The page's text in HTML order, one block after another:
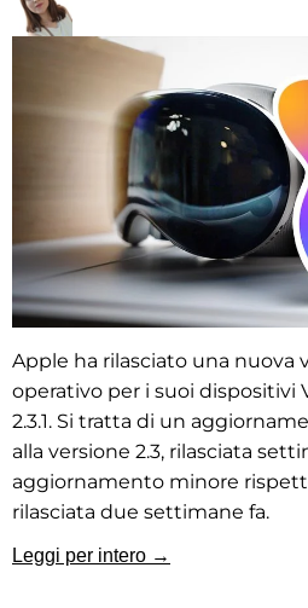
Apple ha rilasciato una nuova
operativo per i suoi dispositivi
2.3.1. Si tratta di un
alla versione 2.3, rilasciata
aggiornamento minore
rilasciata due settimane fa.
Leggi per intero →